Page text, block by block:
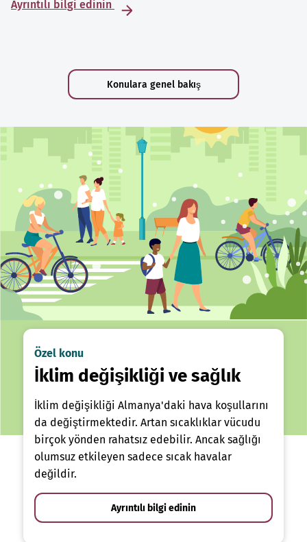
Ayrıntılı bilgi edinin
Konulara genel bakış
Özel konu
İklim değişikliği ve sağlık
İklim değişikliği Almanya'daki hava koşullarını
da değiştirmektedir. Artan sıcaklıklar vücudu
birçok yönden rahatsız edebilir. Ancak sağlığı
olumsuz etkileyen sadece sıcak havalar
değildir.
Ayrıntılı bilgi edinin